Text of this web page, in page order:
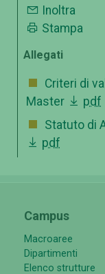
Inoltra
Stampa
Allegati
Criteri di
Master
pdf
Statuto di
pdf
Campus
Macroaree
Dipartimenti
Elenco strutture